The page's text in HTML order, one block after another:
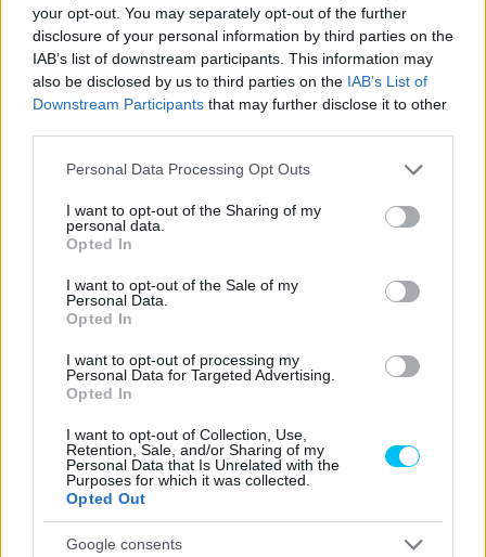
your opt-out. You may separately opt-out of the further
disclosure of your personal information by third parties on the
IAB’s list of downstream participants. This information may
also be disclosed by us to third parties on the IAB’s List of
Downstream Participants that may further disclose it to other
Please note that this website/app uses one or more Google
not limited to your visit or usage behaviour. You may click to
grant or deny consent to Google and its third-party tags to
use your data for below specified purposes in below Google
consent section.
Personal Data Processing Opt Outs
I want to opt-out of the Sharing of my
personal data.
Opted In
I want to opt-out of the Sale of my
Personal Data.
Opted In
I want to opt-out of processing my
Personal Data for Targeted Advertising.
Opted In
I want to opt-out of Collection, Use,
Retention, Sale, and/or Sharing of my
Personal Data that Is Unrelated with the
Purposes for which it was collected.
Opted Out
Google consents